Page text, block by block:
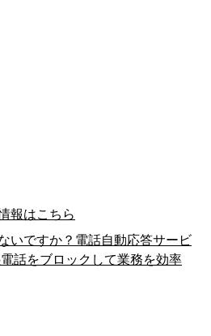
報はこちら
いですか？電話自動応答サービ
話をブロックして業務を効率